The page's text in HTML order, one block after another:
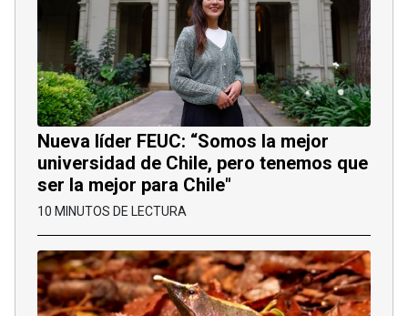
Nueva líder FEUC: “Somos la mejor
universidad de Chile, pero tenemos que
ser la mejor para Chile"
10 MINUTOS DE LECTURA